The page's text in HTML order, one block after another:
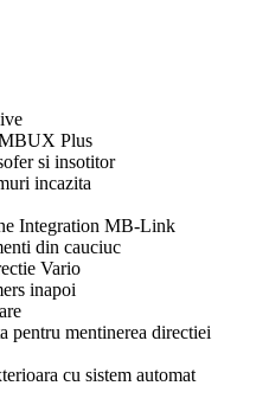
Plus
si insotitor
incazita
Integration MB-Link
din cauciuc
Vario
inapoi
pentru mentinerea directiei
cu sistem automat